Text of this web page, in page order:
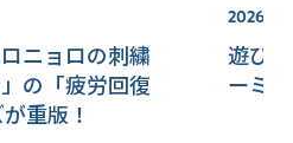
ニョロの刺繍
の「疲労回復
重版！
遊び
ーミ